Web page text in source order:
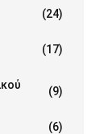
(24)
(17)
(9)
(6)